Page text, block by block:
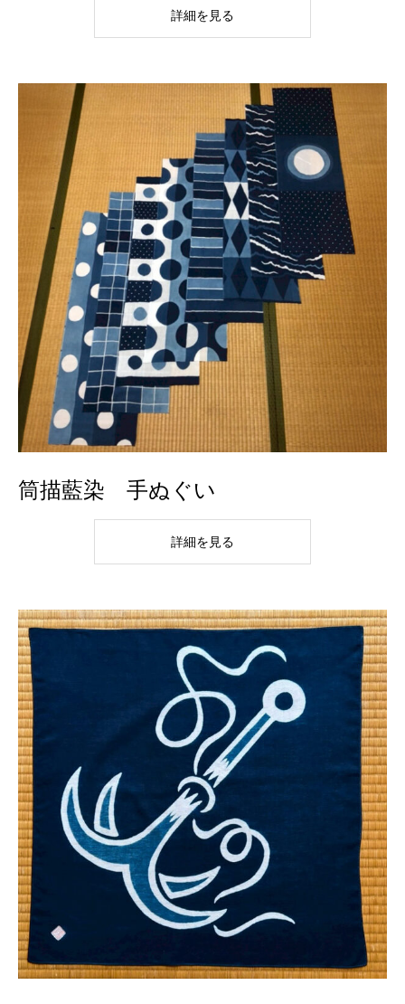
詳細を見る
筒描藍染 手ぬぐい
詳細を見る